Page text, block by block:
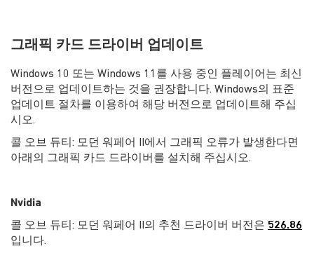
그래픽 카드 드라이버 업데이트
Windows 10 또는 Windows 11를 사용 중인 플레이어는 최신
버전으로 업데이트하는 것을 권장합니다. Windows의 표준
업데이트 절차를 이용하여 해당 버전으로 업데이트해 주십
시오.
콜 오브 듀티: 모던 워페어 II에서 그래픽 오류가 발생한다면
아래의 그래픽 카드 드라이버를 설치해 주십시오.
Nvidia
콜 오브 듀티: 모던 워페어 II의 추천 드라이버 버전은 526.86
입니다.